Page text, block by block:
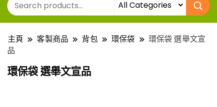
主頁 客製商品 背包 環保袋
環保袋 選舉文宣
品
環保袋 選舉文宣品